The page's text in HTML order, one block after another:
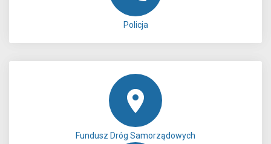
Policja
Fundusz Dróg Samorządowych